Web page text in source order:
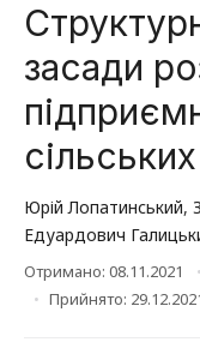
засади
Юрій Лопатинський,
Едуардович
Отримано: 08.11.2021
Прийнято: